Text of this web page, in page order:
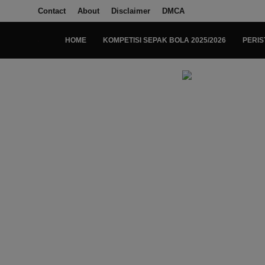
Contact About Disclaimer DMCA
HOME KOMPETISI SEPAK BOLA 2025/2026